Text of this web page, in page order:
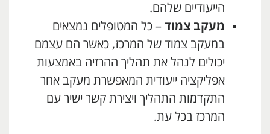
הייעודיים שלהם.
מעקב צמוד – כל המטופלים נמצאים
במעקב צמוד של המרכז, כאשר הם עצמם
יכולים לנהל את תהליך ההרזיה באמצעות
אפליקציה ייעודית המאפשרת מעקב אחר
התקדמות התהליך ויצירת קשר ישיר עם
המרכז בכל עת.